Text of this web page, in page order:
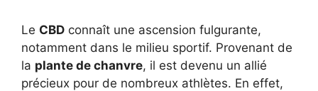
Le CBD connaît une ascension fulgurante,
notamment dans le milieu sportif. Provenant de
la plante de chanvre, il est devenu un allié
précieux pour de nombreux athlètes. En effet,